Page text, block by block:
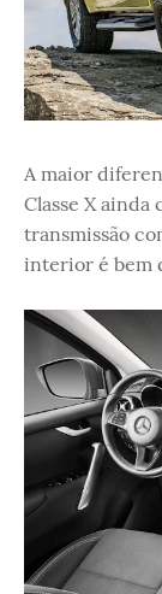
A maior
Classe X
transmissão
interior é bem